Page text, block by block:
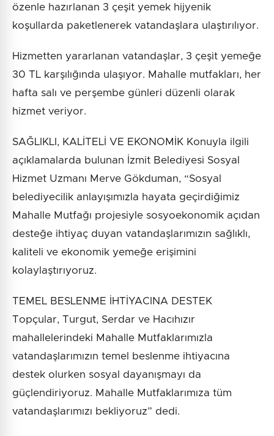
özenle hazırlanan 3 çeşit yemek hijyenik
koşullarda paketlenerek vatandaşlara ulaştırılıyor.
Hizmetten yararlanan vatandaşlar, 3 çeşit yemeğe
30 TL karşılığında ulaşıyor. Mahalle mutfakları, her
hafta salı ve perşembe günleri düzenli olarak
hizmet veriyor.
SAĞLIKLI, KALİTELİ VE EKONOMİK Konuyla ilgili
açıklamalarda bulunan İzmit Belediyesi Sosyal
Hizmet Uzmanı Merve Gökduman, “Sosyal
belediyecilik anlayışımızla hayata geçirdiğimiz
Mahalle Mutfağı projesiyle sosyoekonomik açıdan
desteğe ihtiyaç duyan vatandaşlarımızın sağlıklı,
kaliteli ve ekonomik yemeğe erişimini
kolaylaştırıyoruz.
TEMEL BESLENME İHTİYACINA DESTEK
Topçular, Turgut, Serdar ve Hacıhızır
mahallelerindeki Mahalle Mutfaklarımızla
vatandaşlarımızın temel beslenme ihtiyacına
destek olurken sosyal dayanışmayı da
güçlendiriyoruz. Mahalle Mutfaklarımıza tüm
vatandaşlarımızı bekliyoruz” dedi.